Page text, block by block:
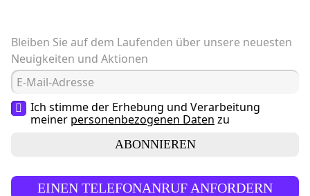
Bleiben Sie auf dem Laufenden über unsere neuesten
Neuigkeiten und Aktionen
Ich stimme der Erhebung und Verarbeitung
meiner personenbezogenen Daten zu
ABONNIEREN
EINEN TELEFONANRUF ANFORDERN